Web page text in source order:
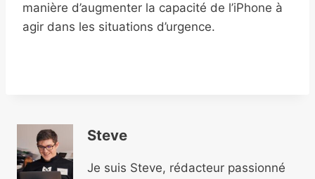
manière d’augmenter la capacité de l’iPhone à
agir dans les situations d’urgence.
Steve
Je suis Steve, rédacteur passionné